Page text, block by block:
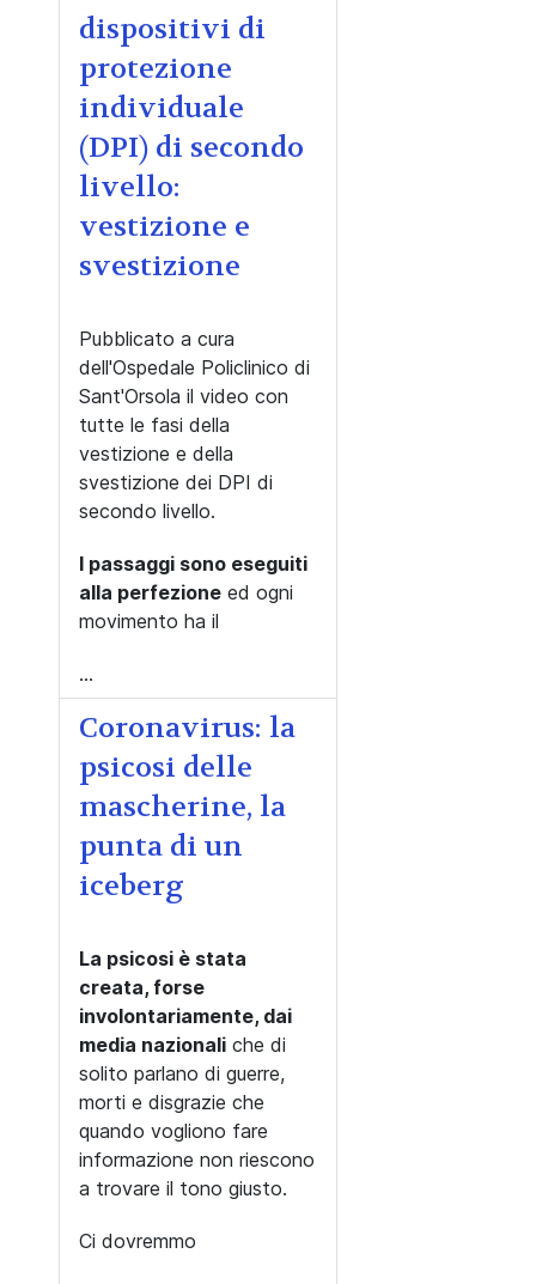
dispositivi di
protezione
individuale
(DPI) di secondo
livello:
vestizione e
svestizione
Pubblicato a cura
dell'Ospedale Policlinico di
Sant'Orsola il video con
tutte le fasi della
vestizione e della
svestizione dei DPI di
secondo livello.
I passaggi sono eseguiti
alla perfezione ed ogni
movimento ha il
...
Coronavirus: la
psicosi delle
mascherine, la
punta di un
iceberg
La psicosi è stata
creata, forse
involontariamente, dai
media nazionali che di
solito parlano di guerre,
morti e disgrazie che
quando vogliono fare
informazione non riescono
a trovare il tono giusto.
Ci dovremmo